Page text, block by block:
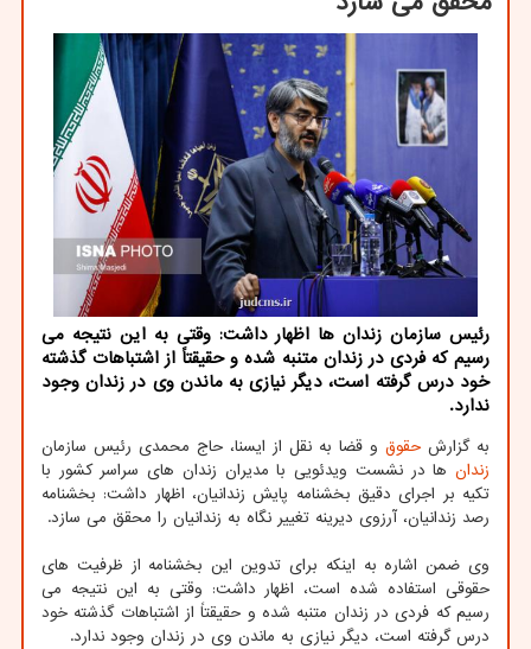
رئیس سازمان زندان ها اظهار داشت: وقتی به این نتیجه می
رسیم كه فردی در زندان متنبه شده و حقیقتاً از اشتباهات گذشته
خود درس گرفته است، دیگر نیازی به ماندن وی در زندان وجود
ندارد.
به گزارش حقوق و قضا به نقل از ایسنا، حاج محمدی رئیس سازمان
زندان ها در نشست ویدئویی با مدیران زندان های سراسر کشور با
تکیه بر اجرای دقیق بخشنامه پایش زندانیان، اظهار داشت: بخشنامه
رصد زندانیان، آرزوی دیرینه تغییر نگاه به زندانیان را محقق می سازد.
وی ضمن اشاره به اینکه برای تدوین این بخشنامه از ظرفیت های
حقوقی استفاده شده است، اظهار داشت: وقتی به این نتیجه می
رسیم که فردی در زندان متنبه شده و حقیقتاً از اشتباهات گذشته خود
درس گرفته است، دیگر نیازی به ماندن وی در زندان وجود ندارد.